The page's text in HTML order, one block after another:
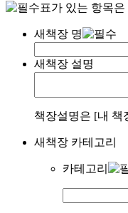
표가 있는 항목
새책장 명
새책장 설명
책장설명은 [내 책
새책장 카테고리
카테고리